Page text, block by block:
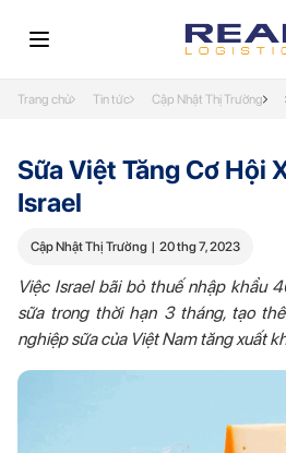
Trang chủ Tin tức Cập Nhật Thị Trường
Sữa Việt Tăng Cơ Hội
Israel
Cập Nhật Thị Trường | 20 thg 7, 2023
Việc Israel bãi bỏ thuế nhập khẩu
sữa trong thời hạn 3 tháng, tạo
nghiệp sữa của Việt Nam tăng xuất